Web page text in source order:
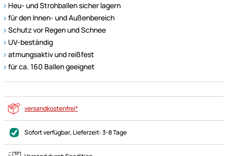
Heu- und Strohballen sicher lagern
für den Innen- und Außenbereich
Schutz vor Regen und Schnee
UV-beständig
atmungsaktiv und reißfest
für ca. 160 Ballen geeignet
versandkostenfrei*
Sofort verfügbar, Lieferzeit:3-8 Tage